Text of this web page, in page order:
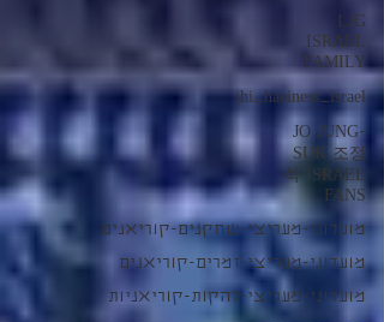
LJG
ISRAEL
FAMILY
jhi_haeiness_israel
JO JUNG-
SUK 조정
석 ISRAEL
FANS
מועדוני-מעריצי-שחקנים-קוריאנים
מועדוני-מעריצי-זמרים-קוריאנים
מועדוני-מעריצי-להקות-קוריאניות